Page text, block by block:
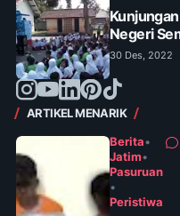
Negeri
30 Des, 2022
ARTIKEL MENARIK
Berita•
Jatim•
Pasuruan
•
Peristiwa